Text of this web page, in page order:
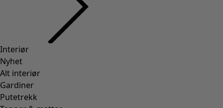
Interiør
Nyhet
Alt interiør
Gardiner
Putetrekk